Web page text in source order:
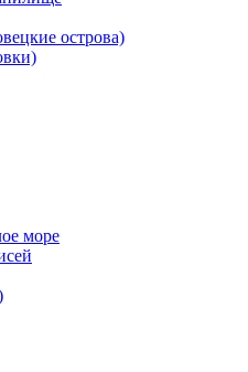
острова)
море